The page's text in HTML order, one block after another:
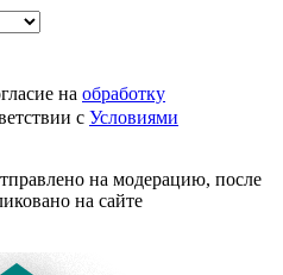
на обработку
с Условиями
на модерацию, после
на сайте